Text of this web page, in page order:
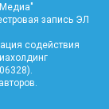
запись ЭЛ
содействия